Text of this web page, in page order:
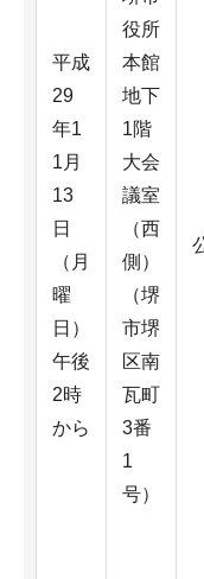
平成
29
年1
1月
13
日
（月
曜
日）
午後
2時
から
役所
本館
地下
1階
大会
議室
（西
側）
（堺
市堺
区南
瓦町
3番
1
号）